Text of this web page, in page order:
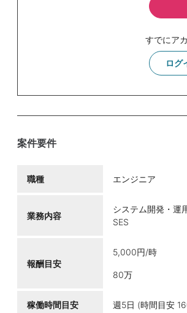
すでにア
ログ
案件要件
職種 エンジニア
業務内容
システム開発・運
SES
報酬目安
5,000円/時
80万
稼働時間目安 週5日 (時間目安